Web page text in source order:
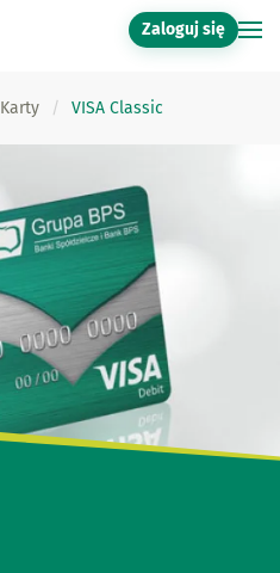
Zaloguj się
Karty VISA Classic